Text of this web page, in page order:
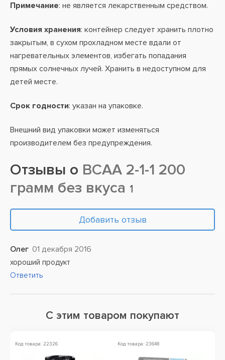
Примечание: не является лекарственным средством.
Условия хранения: контейнер следует хранить плотно
закрытым, в сухом прохладном месте вдали от
нагревательных элементов, избегать попадания
прямых солнечных лучей. Хранить в недоступном для
детей месте.
Срок годности: указан на упаковке.
Внешний вид упаковки может изменяться
производителем без предупреждения.
Отзывы о BCAA 2-1-1 200
грамм без вкуса 1
Добавить отзыв
Олег 01 декабря 2016
хороший продукт
Ответить
С этим товаром покупают
Код товара: 22326 Код товара: 23648